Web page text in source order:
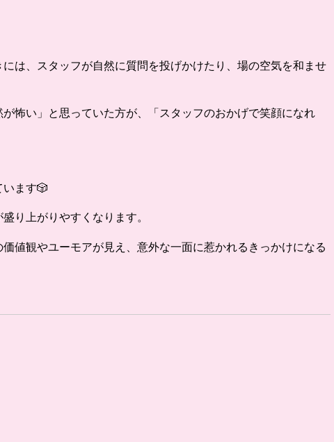
は、スタッフが自然に質問を投げかけたり、場の空気を和ませ
怖い」と思っていた方が、「スタッフのおかげで笑顔になれ
ます🎲
り上がりやすくなります。
値観やユーモアが見え、意外な一面に惹かれるきっかけになる